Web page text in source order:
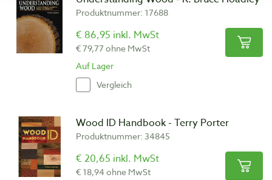
Produktnummer: 17688
€ 86,95 inkl. MwSt
€ 79,77 ohne MwSt
Auf Lager
Vergleich
Wood ID Handbook - Terry Porter
Produktnummer: 34845
€ 20,65 inkl. MwSt
€ 18,94 ohne MwSt